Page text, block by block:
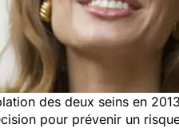
des deux seins en
pour prévenir un